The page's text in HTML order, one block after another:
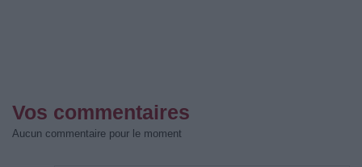
Vos commentaires
Aucun commentaire pour le moment